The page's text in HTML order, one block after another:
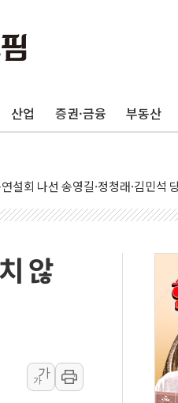
산업 증권·금융 부동산
'호우특보'-포항 '산사태 주의보'...
석, 정청래에 '0.86%p' 차 재역전
차 제주·인천 경선서 정청래에 승
민석 당대표 후보
, 인천 경선 결과 발표...김민석
, 제주 경선 결과 발표...김민석
출구전략 만지작…공습 한계·탄
·삼척 시간당 최대 50㎜ 폭우…강
거하다 참변…60대 환경미화원 수
주택가서 흉기 난동…60대 남성
않
가
가